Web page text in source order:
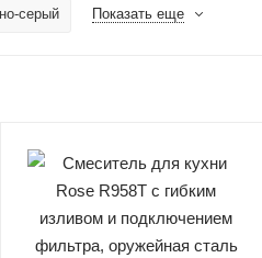
серый Показать еще